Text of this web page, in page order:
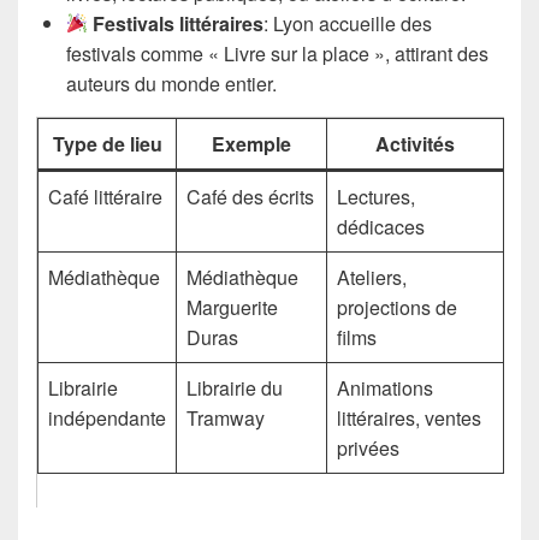
Festivals littéraires: Lyon accueille des
festivals comme « Livre sur la place », attirant des
auteurs du monde entier.
Type de lieu Exemple
Activités
Café littéraire
Café des écrits
Lectures,
dédicaces
Médiathèque
Médiathèque
Marguerite
Duras
Ateliers,
projections de
films
Librairie
indépendante
Librairie du
Tramway
Animations
littéraires, ventes
privées